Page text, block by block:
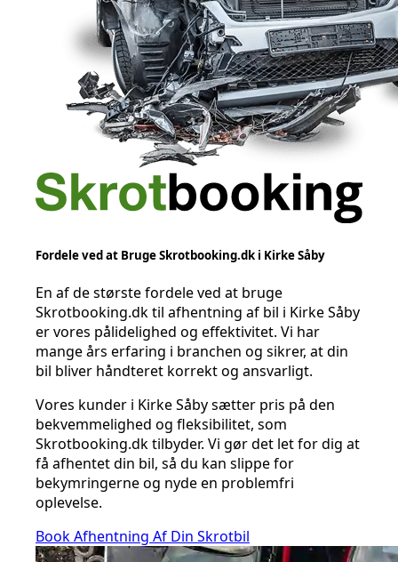
Fordele ved at Bruge Skrotbooking.dk i Kirke Såby
En af de største fordele ved at bruge
Skrotbooking.dk til afhentning af bil i Kirke Såby
er vores pålidelighed og effektivitet. Vi har
mange års erfaring i branchen og sikrer, at din
bil bliver håndteret korrekt og ansvarligt.
Vores kunder i Kirke Såby sætter pris på den
bekvemmelighed og fleksibilitet, som
Skrotbooking.dk tilbyder. Vi gør det let for dig at
få afhentet din bil, så du kan slippe for
bekymringerne og nyde en problemfri
oplevelse.
Book Afhentning Af Din Skrotbil